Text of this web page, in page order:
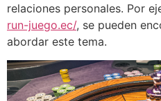
relaciones personales. Por
run-juego.ec/, se pueden
abordar este tema.